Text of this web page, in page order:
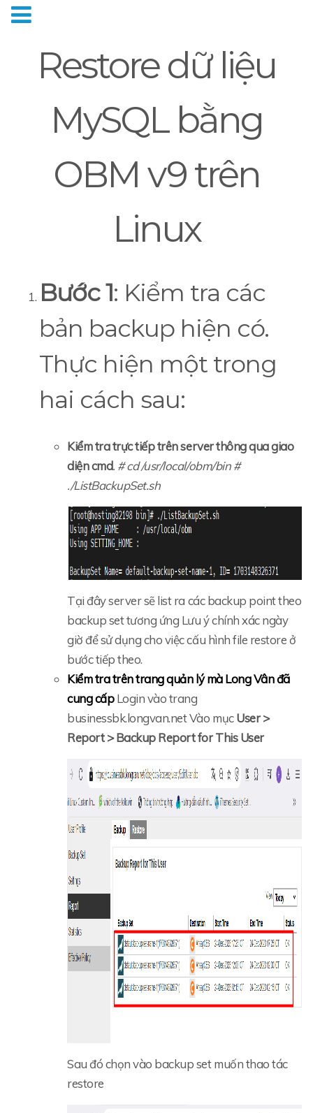
Restore dữ liệu
MySQL bằng
OBM v9 trên
Linux
Bước 1: Kiểm tra các
bản backup hiện có.
Thực hiện một trong
hai cách sau:
Kiểm tra trực tiếp trên server thông qua giao
diện cmd. # cd /usr/local/obm/bin #
./ListBackupSet.sh
Tại đây server sẽ list ra các backup point theo
backup set tương ứng Lưu ý chính xác ngày
giờ để sử dụng cho việc cấu hình file restore ở
bước tiếp theo.
Kiểm tra trên trang quản lý mà Long Vân đã
cung cấpLogin vào trang
businessbk.longvan.net Vào mụcUser >
Report > Backup Report for This User
Sau đó chọn vào backup set muốn thao tác
restore